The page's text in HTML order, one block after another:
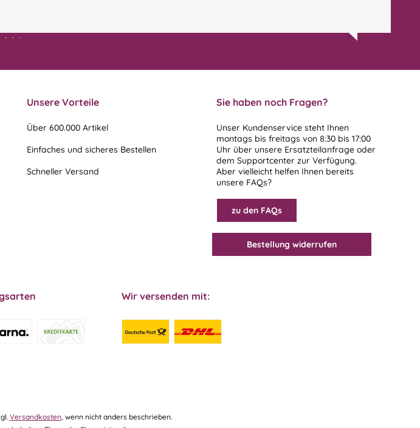
Unsere Vorteile
Über 600.000 Artikel
Einfaches und sicheres Bestellen
Schneller Versand
Sie haben noch Fragen?
Unser Kundenservice steht Ihnen
montags bis freitags von 8:30 bis 17:00
Uhr über unsere Ersatzteilanfrage oder
dem Supportcenter zur Verfügung.
Aber vielleicht helfen Ihnen bereits
unsere FAQs?
zu den FAQs
Bestellung widerrufen
Wir versenden mit:
Versandkosten, wenn nicht anders beschrieben.